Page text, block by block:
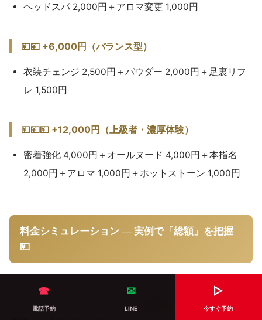
ヘッドスパ 2,000円＋アロマ変更 1,000円
💴💴 +6,000円（バランス型）
衣装チェンジ 2,500円＋パウダー 2,000円＋足裏リフ
レ 1,500円
💴💴💴 +12,000円（上級者・濃厚体験）
密着強化 4,000円＋オールヌード 4,000円＋本指名
2,000円＋アロマ 1,000円＋ホットストーン 1,000円
料金シミュレーション — 実例で「総額」を把握
💴
「結局いくらかかるの？」を、よくある3パターンで具体
的に計算してみます。
コース＋指名＋オプション＋（交
☎
電話予約
✉
LINE
▷
今すぐ予約